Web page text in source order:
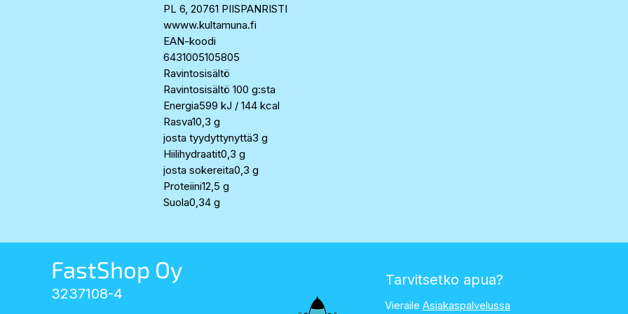
PL 6, 20761 PIISPANRISTI
wwww.kultamuna.fi
EAN-koodi
6431005105805
Ravintosisältö
Ravintosisältö 100 g:sta
Energia599 kJ / 144 kcal
Rasva10,3 g
josta tyydyttynyttä3 g
Hiilihydraatit0,3 g
josta sokereita0,3 g
Proteiini12,5 g
Suola0,34 g
FastShop Oy
3237108-4
Tarvitsetko apua?
Vieraile Asiakaspalvelussa